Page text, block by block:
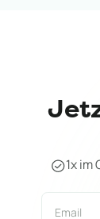
1x im